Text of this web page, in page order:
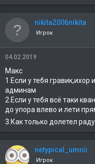
nikita2006nikita
Игрок
04.02.2019
Макс
1.Если у тебя гравик,ихор
админам
2.Если у тебя всё таки
до упора влево и лети
3.Как только долетел
netypical_umnii
Игрок